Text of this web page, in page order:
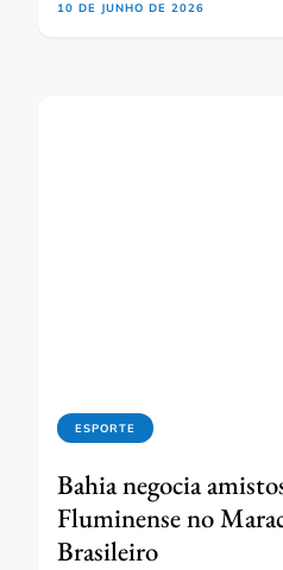
10 DE JUNHO DE 2026
ESPORTE
Bahia negocia
Fluminense no
Brasileiro